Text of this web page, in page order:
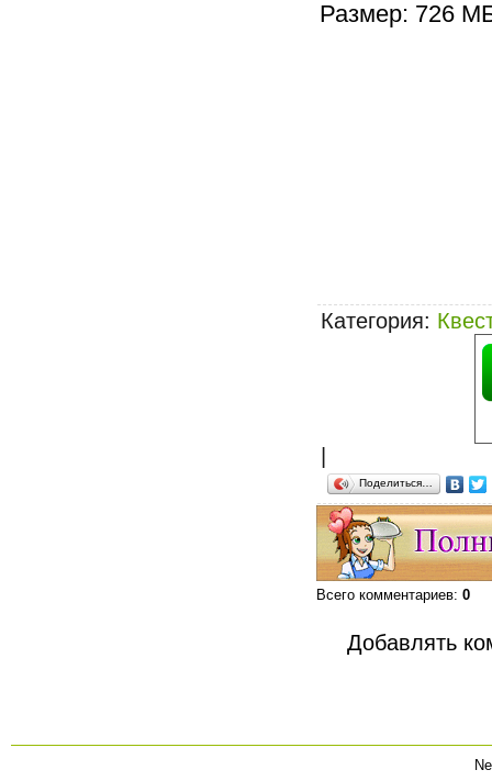
Размер: 726
Категория:
Поделиться…
Всего комментариев: 0
Добавлять